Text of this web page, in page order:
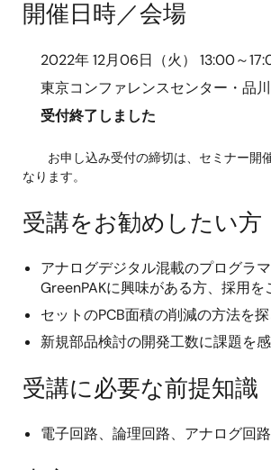
開催日時／会場
2022年 12月06日（火） 13:00～
東京コンファレンスセンター・品川
受付終了しました
お申し込み受付の締切は、セミナー開
なります。
受講をお勧めしたい方
アナログデジタル混載のプログラ
GreenPAKに興味がある方、採用を
セットのPCB面積の削減の方法を
新規部品検討の開発工数に課題を
受講に必要な前提知識
電子回路、論理回路、アナログ回